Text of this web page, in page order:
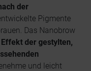
der
Pigmente
Das Nanobrow
Effekt der gestylten,
und leicht